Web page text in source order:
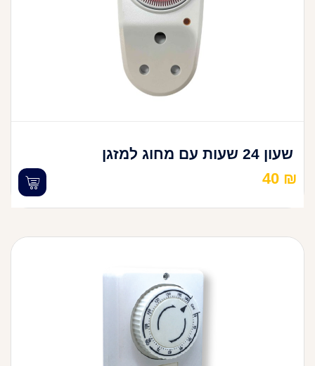
שעון 24 שעות עם מחוג למזגן
40 ₪